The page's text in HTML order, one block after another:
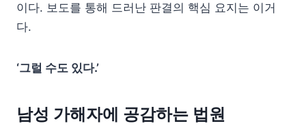
이다. 보도를 통해 드러난 판결의 핵심 요지는 이거
다.
‘그럴 수도 있다.’
남성 가해자에 공감하는 법원